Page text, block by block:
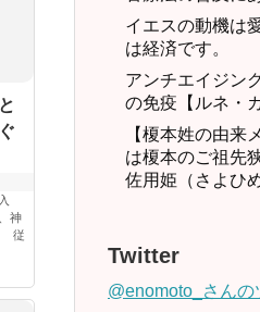
神
従
イエスの動機は
は経済です。
アンチエイジン
の免疫【ルネ・
【榎本姓の由来
は榎本のご祖先
佐用姫（さよひめ
Twitter
@enomoto_さんの